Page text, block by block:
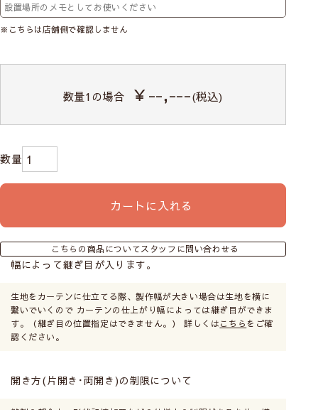
※こちらは店舗側で確認しません
数量1の場合 ￥--,---(税込)
カートに入れる
こちらの商品についてスタッフに問い合わせる
幅によって継ぎ目が入ります。
生地をカーテンに仕立てる際、製作幅が大きい場合は生地を横に
繋いでいくので カーテンの仕上がり幅によっては継ぎ目ができま
す。（継ぎ目の位置指定はできません。） 詳しくはこちら をご確
認ください。
開き方(片開き･両開き)の制限について